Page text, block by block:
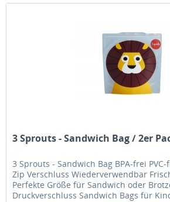
3 Sprouts - Sandwich Bag / 2er
3 Sprouts - Sandwich Bag BPA-frei
Zip Verschluss Wiederverwendbar
Perfekte Größe für Sandwich oder
Druckverschluss Sandwich Bags für